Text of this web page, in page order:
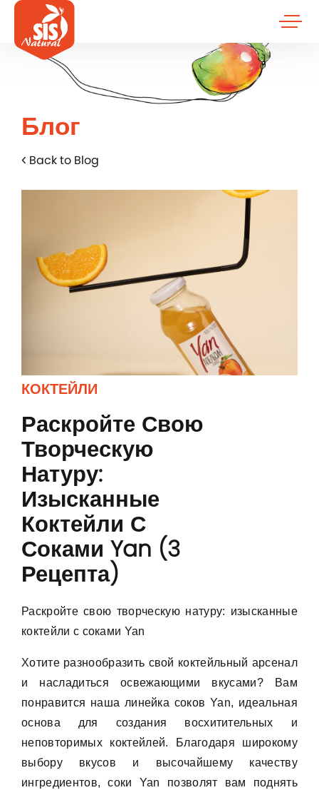
Блог
Back to Blog
КОКТЕЙЛИ
Раскройте Свою
Творческую
Натуру:
Изысканные
Коктейли С
Соками Yan (3
Рецепта)
Раскройте свою творческую натуру: изысканные
коктейли с соками Yan
Хотите разнообразить свой коктейльный арсенал
и насладиться освежающими вкусами? Вам
понравится наша линейка соков Yan, идеальная
основа для создания восхитительных и
неповторимых коктейлей. Благодаря широкому
выбору вкусов и высочайшему качеству
ингредиентов, соки Yan позволят вам поднять